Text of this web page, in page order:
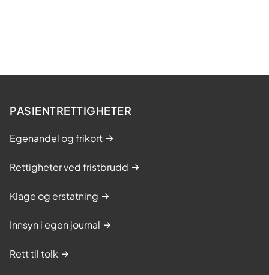
o
m
s
r
PASIENTRETTIGHETER
Egenandel og frikort
Rettigheter ved fristbrudd
Klage og erstatning
Innsyn i egen journal
Rett til tolk